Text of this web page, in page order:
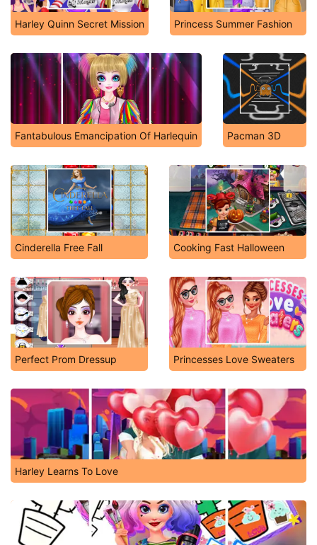
Harley Quinn Secret Mission Princess Summer Fashion
Fantabulous Emancipation Of Harlequin Pacman 3D
Cinderella Free Fall Cooking Fast Halloween
Perfect Prom Dressup Princesses Love Sweaters
Harley Learns To Love